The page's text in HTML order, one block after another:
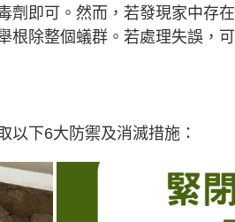
劑即可。然而，若發現家中存
根除整個蟻群。若處理失誤，
以下6大防禦及消滅措施：